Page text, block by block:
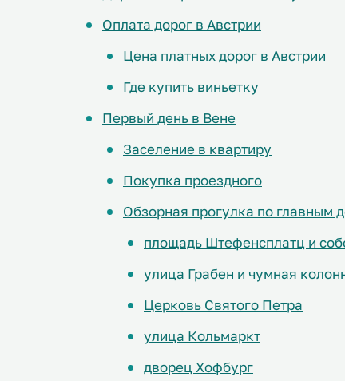
Оплата дорог в Австрии
Цена платных дорог в Австрии
Где купить виньетку
Первый день в Вене
Заселение в квартиру
Покупка проездного
Обзорная прогулка по главным
площадь Штефенсплатц и
улица Грабен и чумная
Церковь Святого Петра
улица Кольмаркт
дворец Хофбург